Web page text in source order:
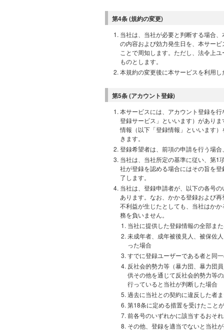
第4条 (規約の変更)
当社は、当社が必要と判断する場合
の内容および効力発生日を、本サー
ことで周知します。ただし、法令上
ものとします。
本規約の変更後に本サービスを利用
第5条 (アカウント登録)
本サービスには、アカウント登録を
登録サービス」といいます）があり
情報（以下「登録情報」といいます
きます。
登録希望者は、前項の申請を行う場
当社は、当社所定の基準に従い、第1
社が登録を認める場合にはその旨を
了します。
当社は、登録申請者が、以下の各号
あります。なお、かかる登録および
不利益が生じたとしても、当社はか
務を負いません。
当社に提供した登録情報の全部ま
未成年者、成年被後見人、被保佐
った場合
すでに登録ユーザーである者と同
反社会的勢力等（暴力団、暴力団
供その他を通じて反社会的勢力等
行っていると当社が判断した場合
過去に当社との契約に違反した者
第18条に定める措置を受けたこと
前各号のいずれかに該当するおそ
その他、登録を適当でないと当社